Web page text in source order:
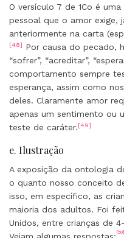
O versículo 7 de 1Co é
pessoal que o amor exige,
anteriormente na carta
[48] Por causa do pecado,
“sofrer”, “acreditar”,
comportamento sempre
esperança, assim como
deles. Claramente amor
apenas um sentimento ou
teste de caráter.[49]
e. Ilustração
A exposição da ontologia
o quanto nosso conceito
isso, em específico, as
maioria dos adultos. Foi
Unidos, entre crianças de
[50]